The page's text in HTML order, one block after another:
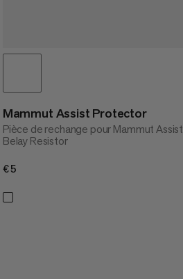
Mammut Assist Protector
Pièce de rechange pour Mammut Assist
Belay Resistor
€5